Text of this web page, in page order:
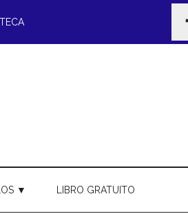
▼ LIBRO GRATUITO